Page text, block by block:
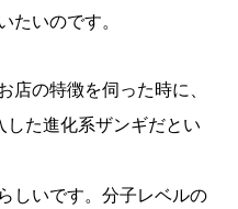
いのです。
店の特徴を伺った時に、
した進化系ザンギだとい
しいです。分子レベルの